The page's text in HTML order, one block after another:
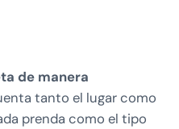
de manera
tanto el lugar como
prenda como el tipo